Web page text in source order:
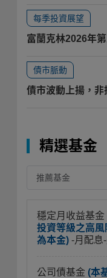
每季投資展望
富蘭克林2026年
債市脈動
債市波動上揚，
精選基金
穩定月收益基金
投資等級之高
為本金) -月配息
公司債基金 (本